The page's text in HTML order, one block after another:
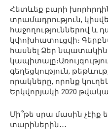
Հետևեք բարի
տրամադրություն,
հաջողություններով և
կփոխհատուցվի։
հասնել Ձեր
գեղեցկություն,
որակները, որոնք
Երկվորյակի 2020
Մի՞թե սրա մասին չէիք
տարիներին․․․